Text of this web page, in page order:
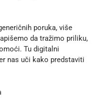
poruka, više
da tražimo priliku,
Tu digitalni
nas uči kako predstaviti